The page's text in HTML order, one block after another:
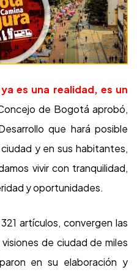
es una realidad, es un
de Bogotá aprobó,
que hará posible
y en sus habitantes,
vivir con tranquilidad,
y oportunidades.
artículos, convergen las
de ciudad de miles
en su elaboración y